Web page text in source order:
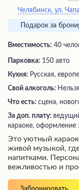
Челябинск, ул.
Подарок за
Вместимость: 40
Парковка: 150 авто
Кухня: Русская,
Свой алкоголь:
Что есть: сцена,
За доп. плату:
караоке, оформление
Это уютный
живой музыкой,
напитками.
вежливостью и
предлагает блюда